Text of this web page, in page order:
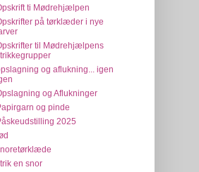
ti Mødrehjælpen
på tørklæder i nye
til Mødrehjælpens
og aflukning... igen
og Aflukninger
og pinde
2025
en snor